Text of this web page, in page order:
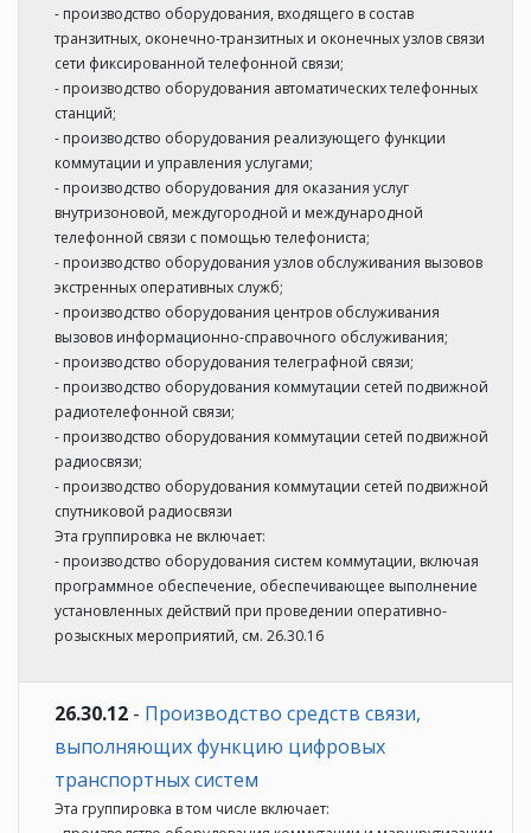
- производство оборудования, входящего в состав
транзитных, оконечно-транзитных и оконечных узлов связи
сети фиксированной телефонной связи;
- производство оборудования автоматических телефонных
станций;
- производство оборудования реализующего функции
коммутации и управления услугами;
- производство оборудования для оказания услуг
внутризоновой, междугородной и международной
телефонной связи с помощью телефониста;
- производство оборудования узлов обслуживания вызовов
экстренных оперативных служб;
- производство оборудования центров обслуживания
вызовов информационно-справочного обслуживания;
- производство оборудования телеграфной связи;
- производство оборудования коммутации сетей подвижной
радиотелефонной связи;
- производство оборудования коммутации сетей подвижной
радиосвязи;
- производство оборудования коммутации сетей подвижной
спутниковой радиосвязи
Эта группировка не включает:
- производство оборудования систем коммутации, включая
программное обеспечение, обеспечивающее выполнение
установленных действий при проведении оперативно-
розыскных мероприятий, см. 26.30.16
26.30.12 - Производство средств связи,
выполняющих функцию цифровых
транспортных систем
Эта группировка в том числе включает: